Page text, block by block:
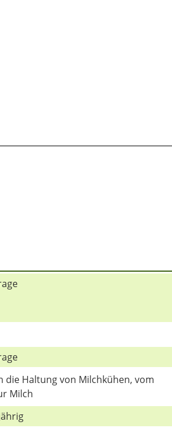
die Haltung von Milchkühen, vom
Milch